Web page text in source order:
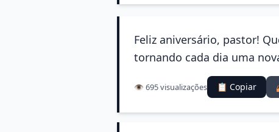
Feliz aniversário, pastor!
tornando cada dia uma
👁️ 695 visualizações 📋 Copiar